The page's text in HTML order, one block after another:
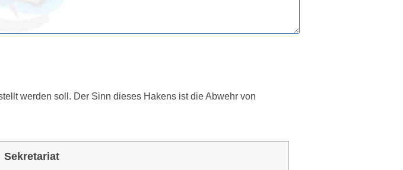
werden soll. Der Sinn dieses Hakens ist die Abwehr von
Sekretariat